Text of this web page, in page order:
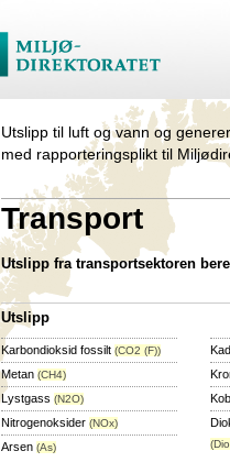
Utslipp til luft og vann og
med rapporteringsplikt til
Transport
Utslipp fra transportsektoren
Utslipp
Karbondioksid fossilt (CO2 (F))
Metan (CH4)
Lystgass (N2O)
Nitrogenoksider (NOx)
Arsen (As)